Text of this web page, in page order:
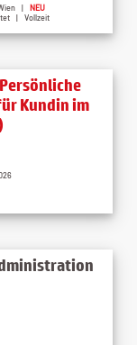
| NEU
| Vollzeit
Kundin im